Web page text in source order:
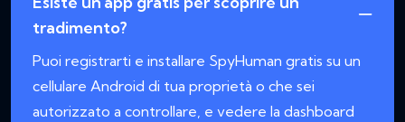
tradimento?
Puoi registrarti e installare SpyHuman gratis su un
cellulare Android di tua proprietà o che sei
autorizzato a controllare, e vedere la dashboard